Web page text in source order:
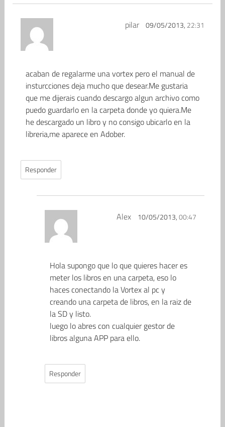
pilar 09/05/2013, 22:31
acaban de regalarme una vortex pero el manual de
insturcciones deja mucho que desear.Me gustaria
que me dijerais cuando descargo algun archivo como
puedo guardarlo en la carpeta donde yo quiera.Me
he descargado un libro y no consigo ubicarlo en la
libreria,me aparece en Adober.
Responder
Alex 10/05/2013,00:47
Hola supongo que lo que quieres hacer es
meter los libros en una carpeta, eso lo
haces conectando la Vortex al pc y
creando una carpeta de libros, en la raiz de
la SD y listo.
luego lo abres con cualquier gestor de
libros alguna APP para ello.
Responder